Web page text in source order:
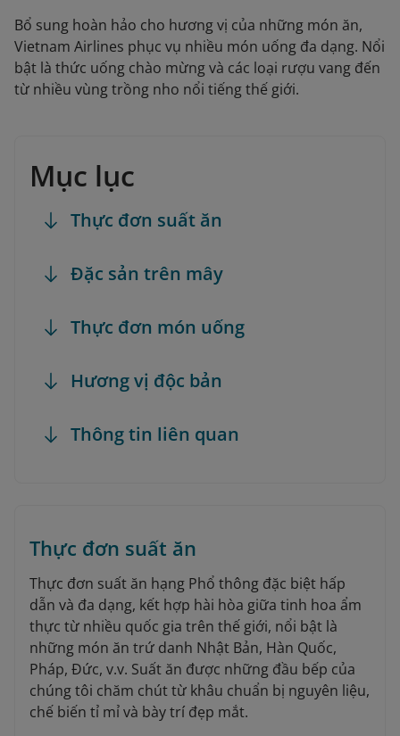
Bổ sung hoàn hảo cho hương vị của những món ăn,
Vietnam Airlines phục vụ nhiều món uống đa dạng. Nổi
bật là thức uống chào mừng và các loại rượu vang đến
từ nhiều vùng trồng nho nổi tiếng thế giới.
Mục lục
Thực đơn suất ăn
Đặc sản trên mây
Thực đơn món uống
Hương vị độc bản
Thông tin liên quan
Thực đơn suất ăn
Thực đơn suất ăn hạng Phổ thông đặc biệt hấp
dẫn và đa dạng, kết hợp hài hòa giữa tinh hoa ẩm
thực từ nhiều quốc gia trên thế giới, nổi bật là
những món ăn trứ danh Nhật Bản, Hàn Quốc,
Pháp, Đức, v.v. Suất ăn được những đầu bếp của
chúng tôi chăm chút từ khâu chuẩn bị nguyên liệu,
chế biến tỉ mỉ và bày trí đẹp mắt.